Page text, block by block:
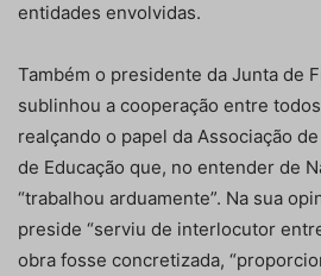
entidades envolvidas.
Também o presidente da Junta de
sublinhou a cooperação entre
realçando o papel da Associação
de Educação que, no entender de
“trabalhou arduamente”. Na sua
preside “serviu de interlocutor
obra fosse concretizada,